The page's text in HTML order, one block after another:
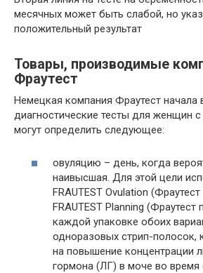
месячных может быть слабой, но
положительный результат
Товары, производимые
Фраутест
Немецкая компания Фраутест начала
диагностические тесты для женщин с
могут определить следующее:
овуляцию – день, когда
наивысшая. Для этой цели
FRAUTEST Ovulation
FRAUTEST Planning (Фраутест
каждой упаковке обоих
одноразовых стрип-полосок,
на повышение концентрации
гормона (ЛГ) в моче во время